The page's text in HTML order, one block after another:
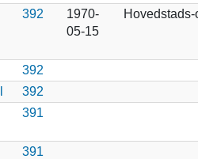
392
1970-
05-15
Hovedstads-
392
392
391
391